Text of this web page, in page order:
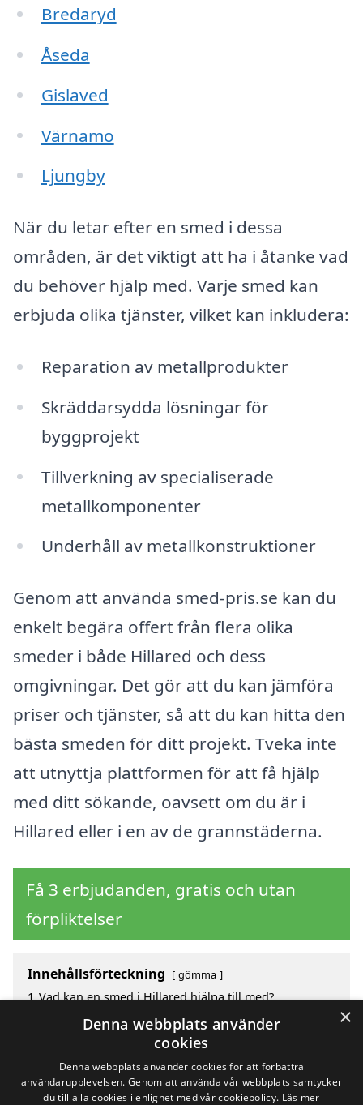
Bredaryd
Åseda
Gislaved
Värnamo
Ljungby
När du letar efter en smed i dessa
områden, är det viktigt att ha i åtanke vad
du behöver hjälp med. Varje smed kan
erbjuda olika tjänster, vilket kan inkludera:
Reparation av metallprodukter
Skräddarsydda lösningar för
byggprojekt
Tillverkning av specialiserade
metallkomponenter
Underhåll av metallkonstruktioner
Genom att använda smed-pris.se kan du
enkelt begära offert från flera olika
smeder i både Hillared och dess
omgivningar. Det gör att du kan jämföra
priser och tjänster, så att du kan hitta den
bästa smeden för ditt projekt. Tveka inte
att utnyttja plattformen för att få hjälp
med ditt sökande, oavsett om du är i
Hillared eller i en av de grannstäderna.
Få 3 erbjudanden, gratis och utan
förpliktelser
Innehållsförteckning gömma
1 Vad kan en smed i Hillared hjälpa till med?
Hur mycket kostar en smed i Hillared?
Fördelar med att välja smed i Hillared
Sök efter en smed i de omgivande städerna Hillared
×
Denna webbplats använder
cookies
Denna webbplats använder cookies för att förbättra
användarupplevelsen. Genom att använda vår webbplats samtycker
du till alla cookies i enlighet med vår cookiepolicy. Läs mer